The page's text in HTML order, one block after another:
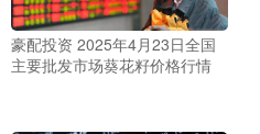
豪配投资 2025年4月23日全国
主要批发市场葵花籽价格行情